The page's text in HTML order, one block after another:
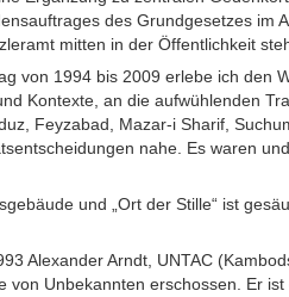
des Grundgesetzes im
mitten in der Öffentlichkeit
von 1994 bis 2009 erlebe ich den
Kontexte, an die aufwühlenden
Feyzabad, Mazar-i Sharif,
nahe. Es waren
und „Ort der Stille“ ist
Alexander Arndt, UNTAC
Unbekannten erschossen. Er